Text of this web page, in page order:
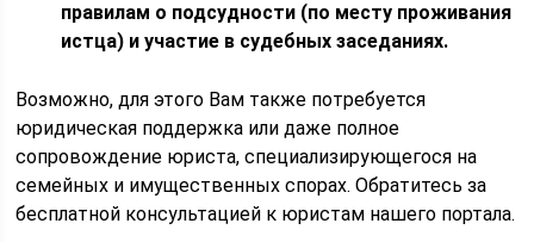
правилам о подсудности (по месту проживания
истца) и участие в судебных заседаниях.
Возможно, для этого Вам также потребуется
юридическая поддержка или даже полное
сопровождение юриста, специализирующегося на
семейных и имущественных спорах. Обратитесь за
бесплатной консультацией к юристам нашего портала.